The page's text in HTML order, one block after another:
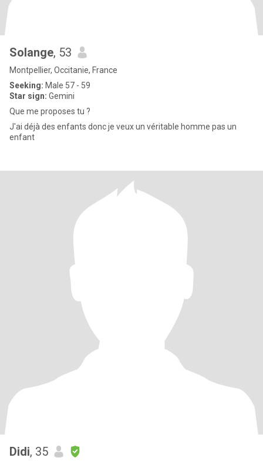
Solange, 53
Montpellier, Occitanie, France
Seeking: Male 57 - 59
Star sign: Gemini
Que me proposes tu ?
J'ai déjà des enfants donc je veux un véritable homme pas un
enfant
Didi, 35